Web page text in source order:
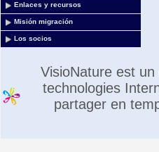
Enlaces y recursos
Misión migración
Los socios
VisioNature est
technologies
partager en